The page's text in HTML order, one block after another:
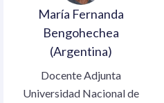
María Fernanda
Bengohechea
(Argentina)
Docente Adjunta
Universidad Nacional de